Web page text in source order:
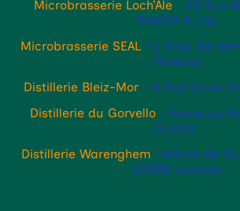
Microbrasserie Loch’Ale – 33 Rue
564OO Auray
Microbrasserie SEAL– 1 Imp. de
Pluneret
Distillerie Bleiz-Mor– 4 Rue Victor
Distillerie du Gorvello – Route de
Sulniac
Distillerie Warenghem – Route de
22300 Lannion